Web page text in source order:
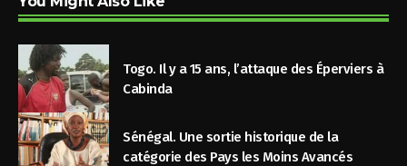
Togo. Il y a 15 ans, l’attaque des Éperviers à
Cabinda
Sénégal. Une sortie historique de la
catégorie des Pays les Moins Avancés